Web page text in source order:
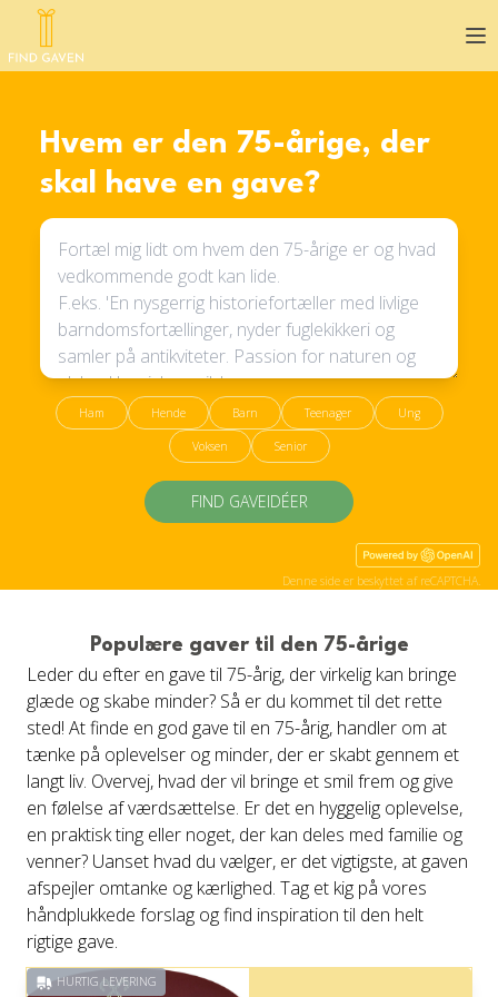
Hvem er den 75-årige, der
skal have en gave?
Ham Hende Barn Teenager Ung
Voksen Senior
FIND GAVEIDÉER
Denne side er beskyttet af reCAPTCHA.
Populære gaver til den 75-årige
Leder du efter en gave til 75-årig, der virkelig kan bringe
glæde og skabe minder? Så er du kommet til det rette
sted! At finde en god gave til en 75-årig, handler om at
tænke på oplevelser og minder, der er skabt gennem et
langt liv. Overvej, hvad der vil bringe et smil frem og give
en følelse af værdsættelse. Er det en hyggelig oplevelse,
en praktisk ting eller noget, der kan deles med familie og
venner? Uanset hvad du vælger, er det vigtigste, at gaven
afspejler omtanke og kærlighed. Tag et kig på vores
håndplukkede forslag og find inspiration til den helt
rigtige gave.
HURTIG LEVERING